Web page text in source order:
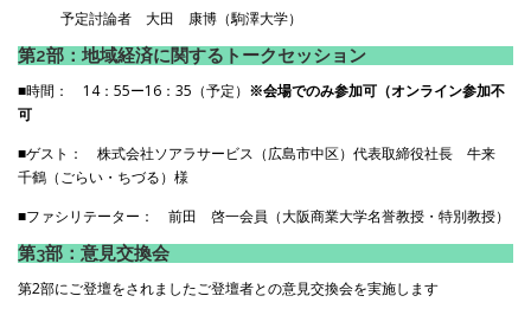
予定討論者 大田 康博（駒澤大学）
第2部：地域経済に関するトークセッション
■時間： 14：55ー16：35（予定） ※会場でのみ参加可（オンライン参加不
可
■ゲスト： 株式会社ソアラサービス（広島市中区）代表取締役社長 牛来
千鶴（ごらい・ちづる）様
■ファシリテーター： 前田 啓一会員（大阪商業大学名誉教授・特別教授）
第3部：意見交換会
第2部にご登壇をされましたご登壇者との意見交換会を実施します